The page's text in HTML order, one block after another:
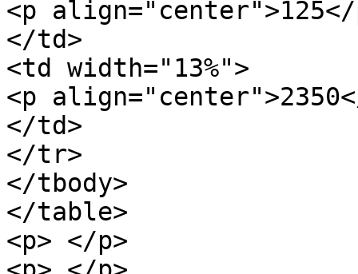
<p align="center">125</
</td>
<td width="13%">
<p
</td>
</tr>
</tbody>
</table>
<p> </p>